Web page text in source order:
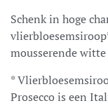
Schenk in hoge
mousserende
*
Prosecco is een